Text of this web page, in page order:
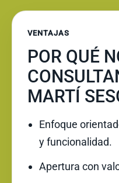
VENTAJAS
POR QUÉ
MARTÍ
Enfoque
y funcionalidad.
Apertura con